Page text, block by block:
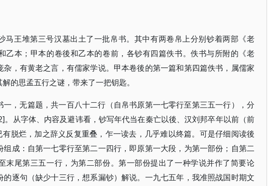
马王堆第三号汉墓出土了一批帛书。其中有两卷帛上分别钞着两部《老
乙本；甲本的卷後和乙本的卷前，各钞有四篇佚书。佚书与所附的《老
，有黄老之言，有儒家学说。甲本卷後的第一篇和第四篇佚书，属儒家
的思孟五行之谜，带来了一把钥匙。
一，无篇题，共一百八十二行（自帛书原第一七零行至第三五一行），分
。从字体、内容及避讳看，钞写年代当在秦亡以後、汉刘邦卒年以前（前
脱烂，加之辞义反复重叠，乍一读去，几乎难以终篇。可是仔细阅读後
组成：自第一七零行至第二一四行，即原第一大段，为第一部份；自第二
末尾第三五一行，为第二部份。第一部份提出了一种学说并作了简要论
逐句（缺少十三行，想系漏钞）解说。一九七五年，我准照战国时期文